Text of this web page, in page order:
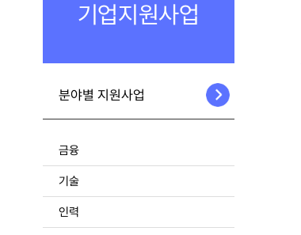
기업지원사업
분야별 지원사업
금융
기술
인력